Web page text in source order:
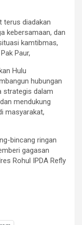
terus diadakan
kebersamaan, dan
kamtibmas,
Paur,
Hulu
hubungan
strategis dalam
mendukung
masyarakat,
bincang ringan
gagasan
Rohul IPDA Refly